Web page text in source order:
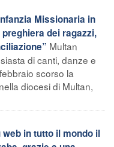
Missionaria in
dei ragazzi,
Multan
di canti, danze e
scorso la
diocesi di Multan,
web in tutto il mondo il